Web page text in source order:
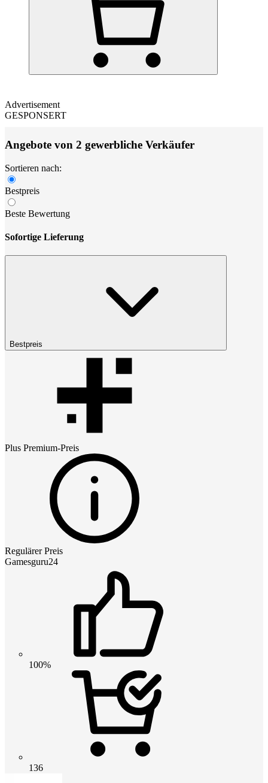
Advertisement
GESPONSERT
Angebote von 2 gewerbliche Verkäufer
Sortieren nach:
Bestpreis
Beste Bewertung
Sofortige Lieferung
Bestpreis
Plus Premium-Preis
Regulärer Preis
Gamesguru24
100%
136